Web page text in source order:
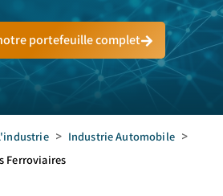
portefeuille complet
> Industrie Automobile >
Ferroviaires